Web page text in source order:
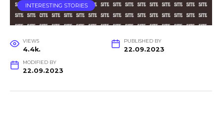
INTERESTING STORIES
VIEWS
4.4k.
PUBLISHED BY
22.09.2023
MODIFIED BY
22.09.2023